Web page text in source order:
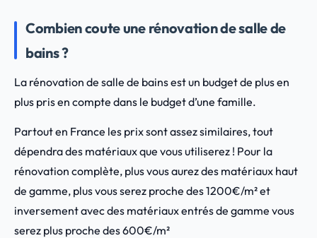
Combien coute une rénovation de salle de
bains ?
La rénovation de salle de bains est un budget de plus en
plus pris en compte dans le budget d’une famille.
Partout en France les prix sont assez similaires, tout
dépendra des matériaux que vous utiliserez ! Pour la
rénovation complète, plus vous aurez des matériaux haut
de gamme, plus vous serez proche des 1200€/m² et
inversement avec des matériaux entrés de gamme vous
serez plus proche des 600€/m²